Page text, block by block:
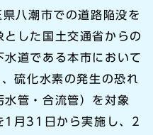
八潮市での道路陥没を
した国土交通省からの
道である本市において
硫化水素の発生の恐れ
管・合流管）を対象
1月31日から実施し、2